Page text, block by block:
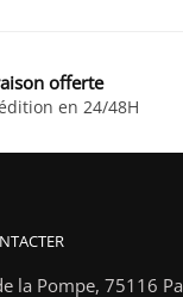
variations.
Les
la
offerte
en 24/48H
la Pompe, 75116